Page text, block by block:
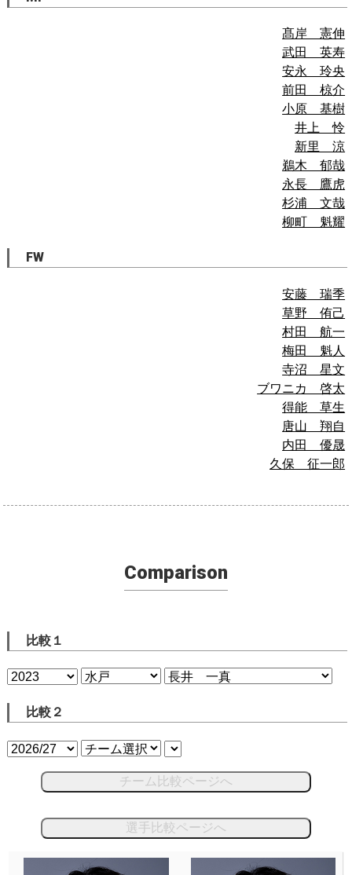
髙岸 憲伸
武田 英寿
安永 玲央
前田 椋介
小原 基樹
井上 怜
新里 涼
鵜木 郁哉
永長 鷹虎
杉浦 文哉
柳町 魁耀
FW
安藤 瑞季
草野 侑己
村田 航一
梅田 魁人
寺沼 星文
ブワニカ 啓太
得能 草生
唐山 翔自
内田 優晟
久保 征一郎
Comparison
比較１
比較２
チーム比較ページへ
選手比較ページへ